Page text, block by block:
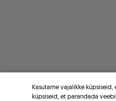
Kasutame vajalikke
küpsiseid, et parandada